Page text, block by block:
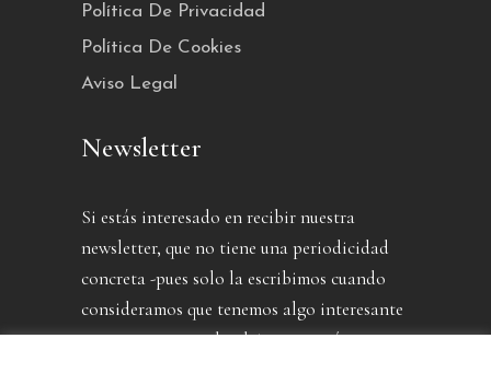
Política De Privacidad
Política De Cookies
Aviso Legal
Newsletter
Si estás interesado en recibir nuestra
newsletter, que no tiene una periodicidad
concreta -pues solo la escribimos cuando
consideramos que tenemos algo interesante
que contarte- puedes dejarnos aquí tu